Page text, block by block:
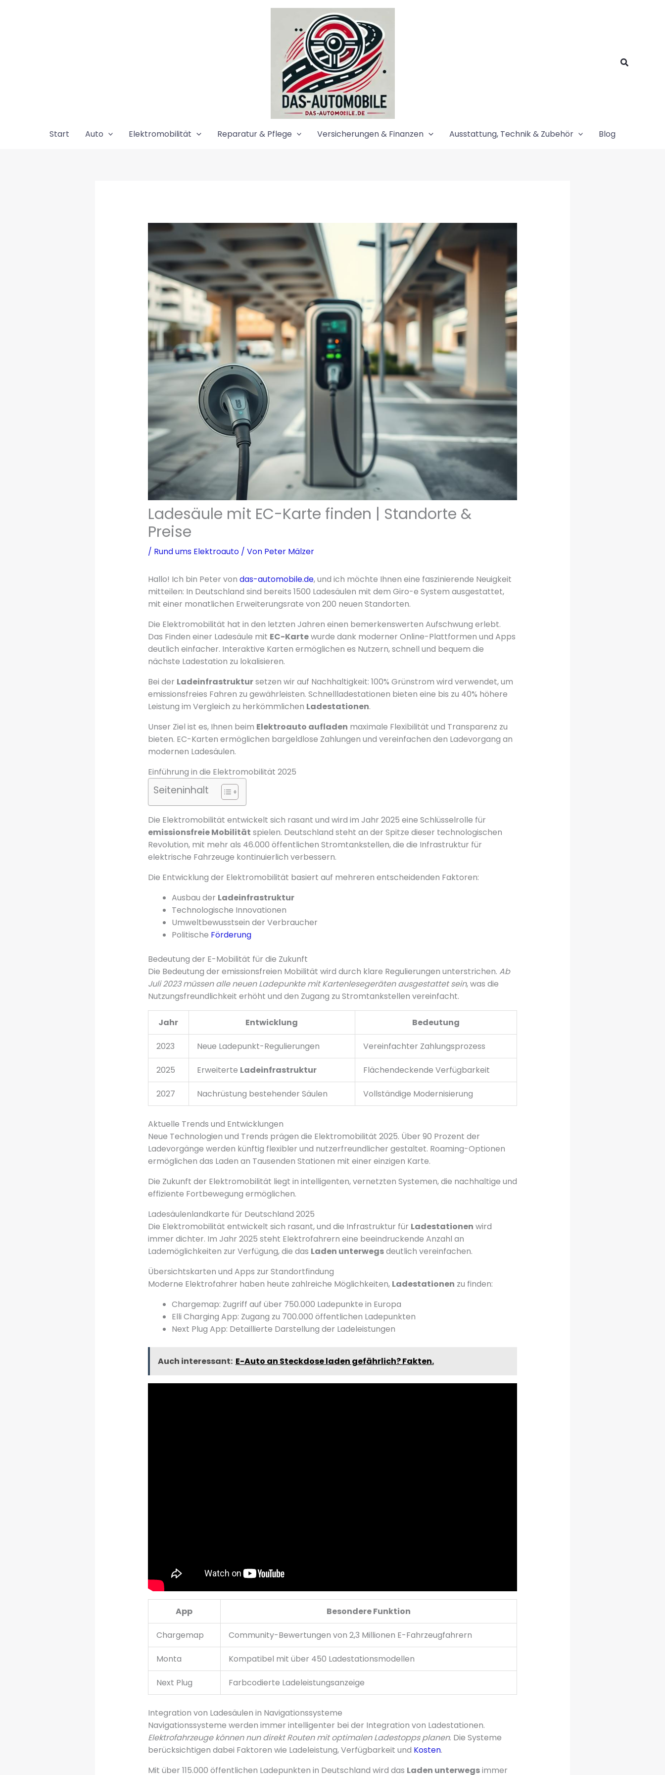
Suchen
Start Auto Elektromobilität Reparatur & Pflege Versicherungen & Finanzen Ausstattung, Technik & Zubehör Blog
Ladesäule mit EC-Karte finden | Standorte &
Preise
/ Rund ums Elektroauto/ Von Peter Mälzer
Hallo! Ich bin Peter von das-automobile.de, und ich möchte Ihnen eine faszinierende Neuigkeit
mitteilen: In Deutschland sind bereits 1500 Ladesäulen mit dem Giro-e System ausgestattet,
mit einer monatlichen Erweiterungsrate von 200 neuen Standorten.
Die Elektromobilität hat in den letzten Jahren einen bemerkenswerten Aufschwung erlebt.
Das Finden einer Ladesäule mit EC-Kartewurde dank moderner Online-Plattformen und Apps
deutlich einfacher. Interaktive Karten ermöglichen es Nutzern, schnell und bequem die
nächste Ladestation zu lokalisieren.
Bei der Ladeinfrastruktursetzen wir auf Nachhaltigkeit: 100% Grünstrom wird verwendet, um
emissionsfreies Fahren zu gewährleisten. Schnellladestationen bieten eine bis zu 40% höhere
Leistung im Vergleich zu herkömmlichen Ladestationen.
Unser Ziel ist es, Ihnen beim Elektroauto aufladen maximale Flexibilität und Transparenz zu
bieten. EC-Karten ermöglichen bargeldlose Zahlungen und vereinfachen den Ladevorgang an
modernen Ladesäulen.
Einführung in die Elektromobilität 2025
Seiteninhalt
Die Elektromobilität entwickelt sich rasant und wird im Jahr 2025 eine Schlüsselrolle für
emissionsfreie Mobilität spielen. Deutschland steht an der Spitze dieser technologischen
Revolution, mit mehr als 46.000 öffentlichen Stromtankstellen, die die Infrastruktur für
elektrische Fahrzeuge kontinuierlich verbessern.
Die Entwicklung der Elektromobilität basiert auf mehreren entscheidenden Faktoren:
Ausbau der Ladeinfrastruktur
Technologische Innovationen
Umweltbewusstsein der Verbraucher
Politische Förderung
Bedeutung der E-Mobilität für die Zukunft
Die Bedeutung der emissionsfreien Mobilität wird durch klare Regulierungen unterstrichen. Ab
Juli 2023 müssen alle neuen Ladepunkte mit Kartenlesegeräten ausgestattet sein, was die
Nutzungsfreundlichkeit erhöht und den Zugang zu Stromtankstellen vereinfacht.
Jahr Entwicklung Bedeutung
2023 Neue Ladepunkt-Regulierungen Vereinfachter Zahlungsprozess
2025 Erweiterte Ladeinfrastruktur Flächendeckende Verfügbarkeit
2027 Nachrüstung bestehender Säulen Vollständige Modernisierung
Aktuelle Trends und Entwicklungen
Neue Technologien und Trends prägen die Elektromobilität 2025. Über 90 Prozent der
Ladevorgänge werden künftig flexibler und nutzerfreundlicher gestaltet. Roaming-Optionen
ermöglichen das Laden an Tausenden Stationen mit einer einzigen Karte.
Die Zukunft der Elektromobilität liegt in intelligenten, vernetzten Systemen, die nachhaltige und
effiziente Fortbewegung ermöglichen.
Ladesäulenlandkarte für Deutschland 2025
Die Elektromobilität entwickelt sich rasant, und die Infrastruktur für Ladestationen wird
immer dichter. Im Jahr 2025 steht Elektrofahrern eine beeindruckende Anzahl an
Lademöglichkeiten zur Verfügung, die das Laden unterwegsdeutlich vereinfachen.
Übersichtskarten und Apps zur Standortfindung
Moderne Elektrofahrer haben heute zahlreiche Möglichkeiten, Ladestationen zu finden:
Chargemap: Zugriff auf über 750.000 Ladepunkte in Europa
Elli Charging App: Zugang zu 700.000 öffentlichen Ladepunkten
Next Plug App: Detaillierte Darstellung der Ladeleistungen
Auch interessant: E-Auto an Steckdose laden gefährlich? Fakten.
App Besondere Funktion
Chargemap Community-Bewertungen von 2,3 Millionen E-Fahrzeugfahrern
Monta Kompatibel mit über 450 Ladestationsmodellen
Next Plug Farbcodierte Ladeleistungsanzeige
Integration von Ladesäulen in Navigationssysteme
Navigationssysteme werden immer intelligenter bei der Integration von Ladestationen.
Elektrofahrzeuge können nun direkt Routen mit optimalen Ladestopps planen. Die Systeme
berücksichtigen dabei Faktoren wie Ladeleistung, Verfügbarkeit und Kosten.
Mit über 115.000 öffentlichen Ladepunkten in Deutschland wird das Laden unterwegsimmer